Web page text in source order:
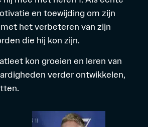
en toewijding om zijn
het verbeteren van zijn
die hij kon zijn.
kon groeien en leren van
verder ontwikkelen,